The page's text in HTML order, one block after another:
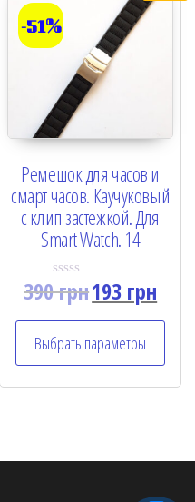
-51%
Ремешок для часов и
смарт часов. Каучуковый
с клип застежкой. Для
Smart Watch. 14
R
d
0
o
u
390грн193 грн
Выбрать параметры